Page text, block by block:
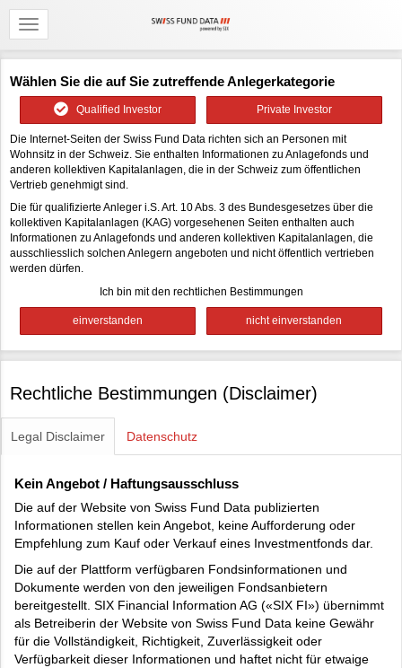
Wählen Sie die auf Sie zutreffende Anlegerkategorie
Qualified Investor Private Investor
Die Internet-Seiten der Swiss Fund Data richten sich an Personen mit
Wohnsitz in der Schweiz. Sie enthalten Informationen zu Anlagefonds und
anderen kollektiven Kapitalanlagen, die in der Schweiz zum öffentlichen
Vertrieb genehmigt sind.
Die für qualifizierte Anleger i.S. Art. 10 Abs. 3 des Bundesgesetzes über die
kollektiven Kapitalanlagen (KAG) vorgesehenen Seiten enthalten auch
Informationen zu Anlagefonds und anderen kollektiven Kapitalanlagen, die
ausschliesslich solchen Anlegern angeboten und nicht öffentlich vertrieben
werden dürfen.
Ich bin mit den rechtlichen Bestimmungen
Rechtliche Bestimmungen (Disclaimer)
Legal Disclaimer Datenschutz
Kein Angebot / Haftungsausschluss
Die auf der Website von Swiss Fund Data publizierten
Informationen stellen kein Angebot, keine Aufforderung oder
Empfehlung zum Kauf oder Verkauf eines Investmentfonds dar.
Die auf der Plattform verfügbaren Fondsinformationen und
Dokumente werden von den jeweiligen Fondsanbietern
bereitgestellt. SIX Financial Information AG («SIX FI») übernimmt
als Betreiberin der Website von Swiss Fund Data keine Gewähr
für die Vollständigkeit, Richtigkeit, Zuverlässigkeit oder
Verfügbarkeit dieser Informationen und haftet nicht für etwaige